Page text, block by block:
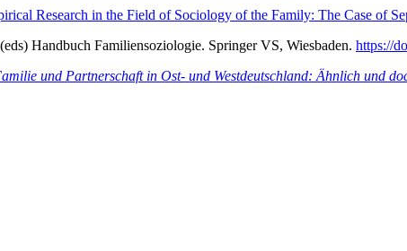
Research in the Field of Sociology of the Family: The Case of
Handbuch Familiensoziologie. Springer VS, Wiesbaden. https://
und Partnerschaft in Ost- und Westdeutschland: Ähnlich und